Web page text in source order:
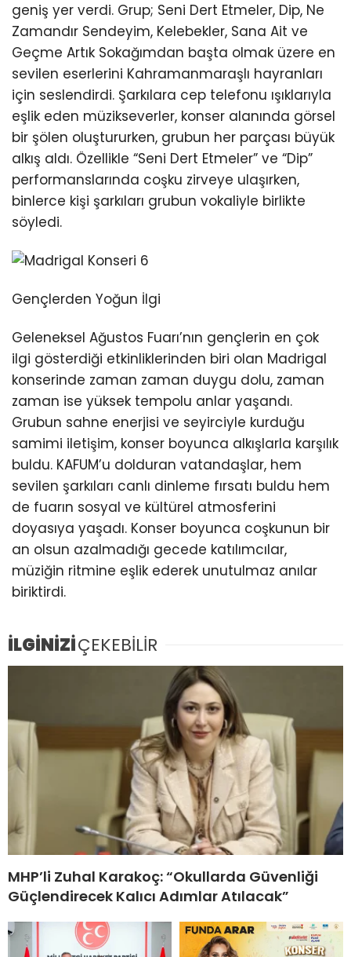
geniş yer verdi. Grup; Seni Dert Etmeler, Dip, Ne
Zamandır Sendeyim, Kelebekler, Sana Ait ve
Geçme Artık Sokağımdan başta olmak üzere en
sevilen eserlerini Kahramanmaraşlı hayranları
için seslendirdi. Şarkılara cep telefonu ışıklarıyla
eşlik eden müzikseverler, konser alanında görsel
bir şölen oluştururken, grubun her parçası büyük
alkış aldı. Özellikle “Seni Dert Etmeler” ve “Dip”
performanslarında coşku zirveye ulaşırken,
binlerce kişi şarkıları grubun vokaliyle birlikte
söyledi.
Gençlerden Yoğun İlgi
Geleneksel Ağustos Fuarı’nın gençlerin en çok
ilgi gösterdiği etkinliklerinden biri olan Madrigal
konserinde zaman zaman duygu dolu, zaman
zaman ise yüksek tempolu anlar yaşandı.
Grubun sahne enerjisi ve seyirciyle kurduğu
samimi iletişim, konser boyunca alkışlarla karşılık
buldu. KAFUM’u dolduran vatandaşlar, hem
sevilen şarkıları canlı dinleme fırsatı buldu hem
de fuarın sosyal ve kültürel atmosferini
doyasıya yaşadı. Konser boyunca coşkunun bir
an olsun azalmadığı gecede katılımcılar,
müziğin ritmine eşlik ederek unutulmaz anılar
biriktirdi.
İLGİNİZİÇEKEBİLİR
MHP’li Zuhal Karakoç: “Okullarda Güvenliği
Güçlendirecek Kalıcı Adımlar Atılacak”